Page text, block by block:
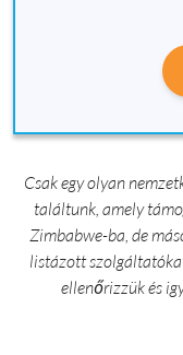
Csak egy olyan
találtunk, amely
Zimbabwe-ba, de
listázott
ellenőrizzük és